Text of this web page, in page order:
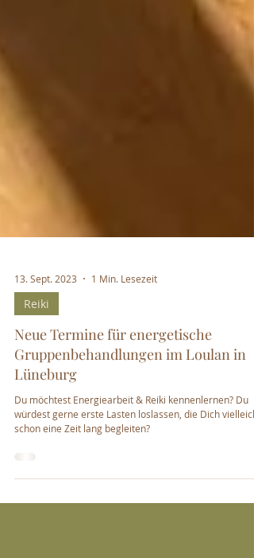
13. Sept. 2023 1 Min. Lesezeit
Reiki
Neue Termine für energetische
Gruppenbehandlungen im Loulan in
Lüneburg
Du möchtest Energiearbeit & Reiki kennenlernen? Du
würdest gerne erste Lasten loslassen, die Dich vielleicht